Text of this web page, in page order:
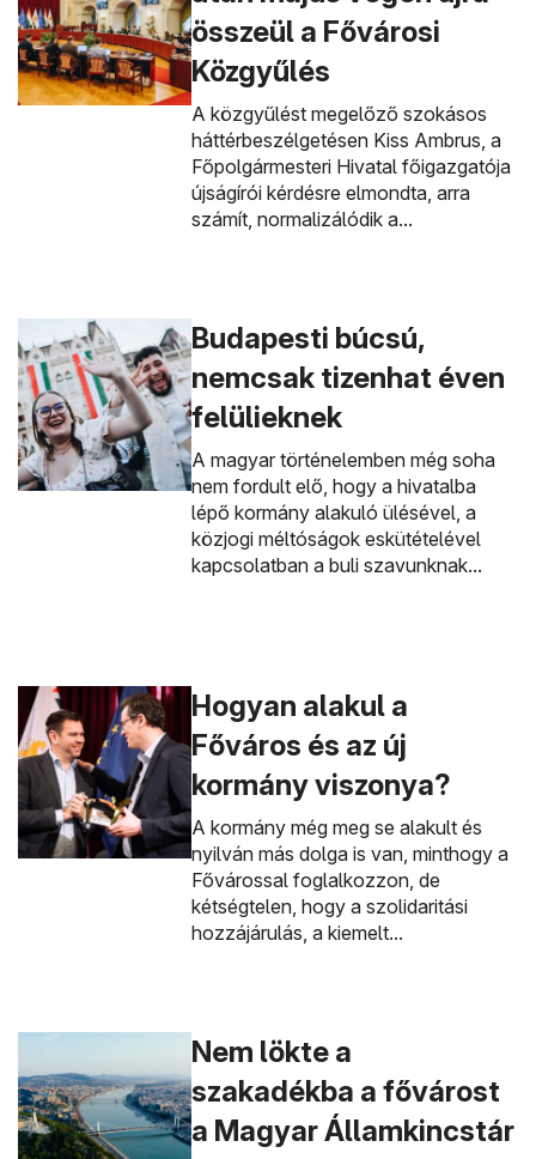
összeül a Fővárosi
Közgyűlés
A közgyűlést megelőző szokásos
háttérbeszélgetésen Kiss Ambrus, a
Főpolgármesteri Hivatal főigazgatója
újságírói kérdésre elmondta, arra
számít, normalizálódik a...
Budapesti búcsú,
nemcsak tizenhat éven
felülieknek
A magyar történelemben még soha
nem fordult elő, hogy a hivatalba
lépő kormány alakuló ülésével, a
közjogi méltóságok eskütételével
kapcsolatban a buli szavunknak...
Hogyan alakul a
Főváros és az új
kormány viszonya?
A kormány még meg se alakult és
nyilván más dolga is van, minthogy a
Fővárossal foglalkozzon, de
kétségtelen, hogy a szolidaritási
hozzájárulás, a kiemelt...
Nem lökte a
szakadékba a fővárost
a Magyar Államkincstár